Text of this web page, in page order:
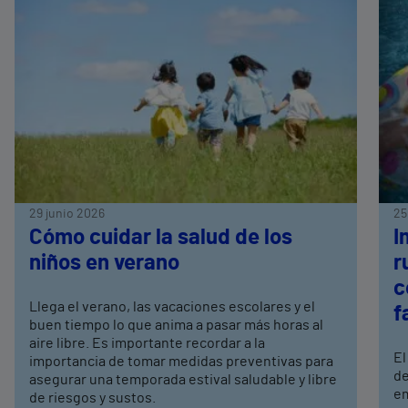
29 junio 2026
Cómo cuidar la salud de los
niños en verano
Llega el verano, las vacaciones escolares y el
buen tiempo lo que anima a pasar más horas al
aire libre. Es importante recordar a la
importancia de tomar medidas preventivas para
asegurar una temporada estival saludable y libre
de riesgos y sustos.